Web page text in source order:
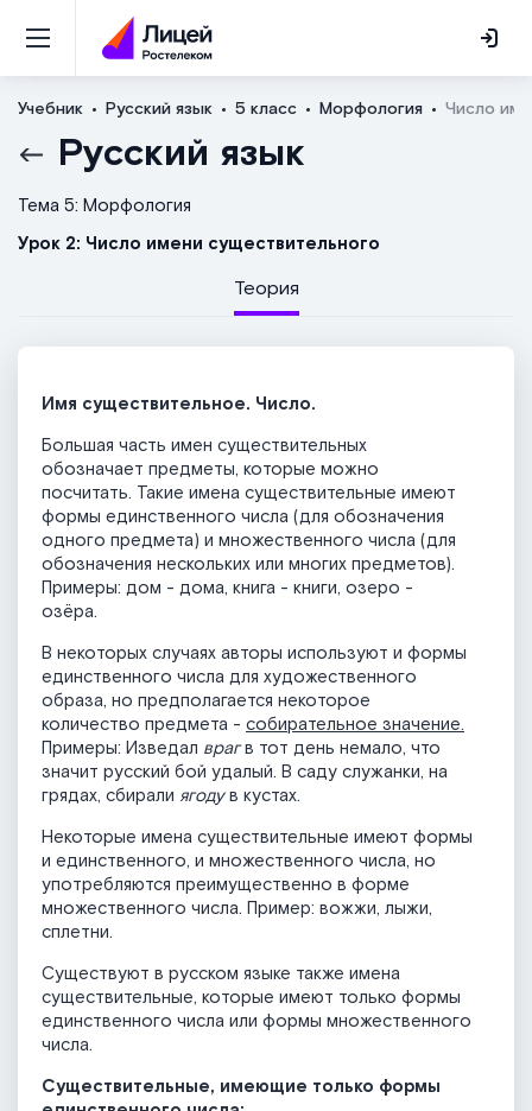
Учебник Русский язык 5 класс Морфология Число
Русский язык
Тема 5: Морфология
Урок 2: Число имени существительного
Теория
Имя существительное. Число.
Большая часть имен существительных
обозначает предметы, которые можно
посчитать. Такие имена существительные имеют
формы единственного числа (для обозначения
одного предмета) и множественного числа (для
обозначения нескольких или многих предметов).
Примеры: дом - дома, книга - книги, озеро -
озёра.
В некоторых случаях авторы используют и формы
единственного числа для художественного
образа, но предполагается некоторое
количество предмета - собирательное значение.
Примеры: Изведал врагв тот день немало, что
значит русский бой удалый. В саду служанки, на
грядах, сбирали ягодув кустах.
Некоторые имена существительные имеют формы
и единственного, и множественного числа, но
употребляются преимущественно в форме
множественного числа. Пример: вожжи, лыжи,
сплетни.
Существуют в русском языке также имена
существительные, которые имеют только формы
единственного числа или формы множественного
числа.
Существительные, имеющие только формы